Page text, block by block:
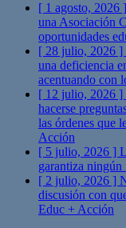
[ 1 agosto, 2026 ]
una Asociación
oportunidades
[ 28 julio, 2026 ]
una deficiencia
acentuando con
[ 12 julio, 2026 ]
hacerse
las órdenes que
Acción
[ 5 julio, 2026 ]
garantiza
[ 2 julio, 2026 ]
discusión con
Educ + Acción